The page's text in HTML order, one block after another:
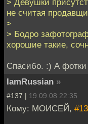
> Девушки
не считая
>
> Бодро
хорошие такие,
Спасибо. :) А фотки
IamRussian »
#137 | 19.09.08 22:35
Кому: МОИСЕЙ,